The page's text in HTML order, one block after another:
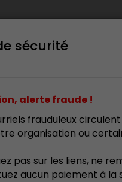
sécurité
alerte fraude !
frauduleux
organisation ou
pas sur les liens, ne
aucun paiement à la
Prix d’excellence